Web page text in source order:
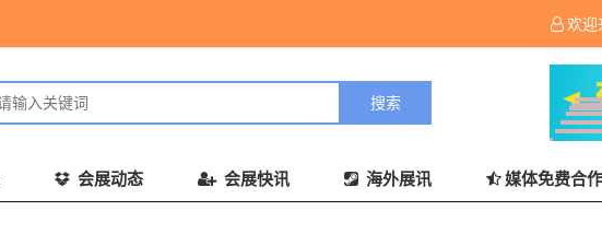
欢迎
会展动态 会展快讯 海外展讯 媒体免费合作